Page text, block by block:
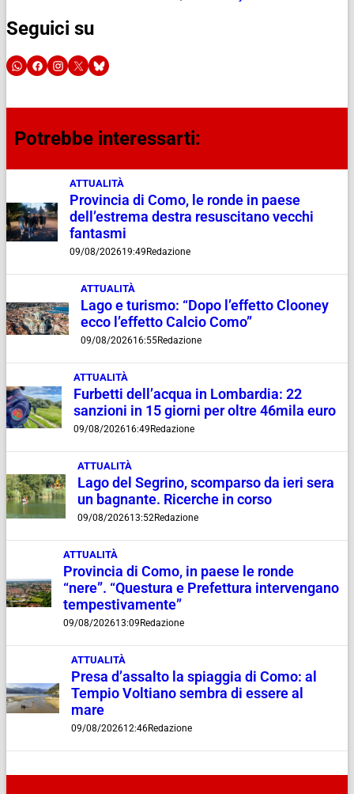
Seguici su
Potrebbe interessarti:
ATTUALITÀ
Provincia di Como, le ronde in paese
dell’estrema destra resuscitano vecchi
fantasmi
09/08/202619:49 Redazione
ATTUALITÀ
Lago e turismo: “Dopo l’effetto Clooney
ecco l’effetto Calcio Como”
09/08/202616:55Redazione
ATTUALITÀ
Furbetti dell’acqua in Lombardia: 22
sanzioni in 15 giorni per oltre 46mila euro
09/08/202616:49 Redazione
ATTUALITÀ
Lago del Segrino, scomparso da ieri sera
un bagnante. Ricerche in corso
09/08/202613:52Redazione
ATTUALITÀ
Provincia di Como, in paese le ronde
“nere”. “Questura e Prefettura intervengano
tempestivamente”
09/08/202613:09 Redazione
ATTUALITÀ
Presa d’assalto la spiaggia di Como: al
Tempio Voltiano sembra di essere al
mare
09/08/202612:46Redazione